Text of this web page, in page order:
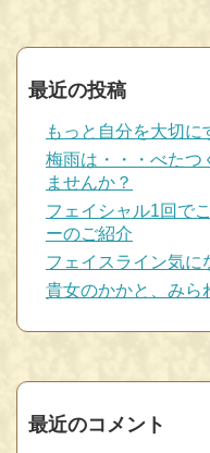
最近の投稿
もっと自分を大切
梅雨は・・・べたつ
ませんか？
フェイシャル1回で
ーのご紹介
フェイスライン気に
貴女のかかと、みら
最近のコメント